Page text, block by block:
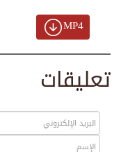
MP4
تعليقات